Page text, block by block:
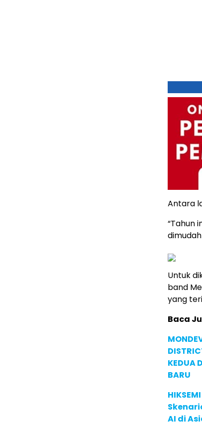
Antara
“Tahun
Untuk
band
yang
Baca
KEDUA
BARU
AI di